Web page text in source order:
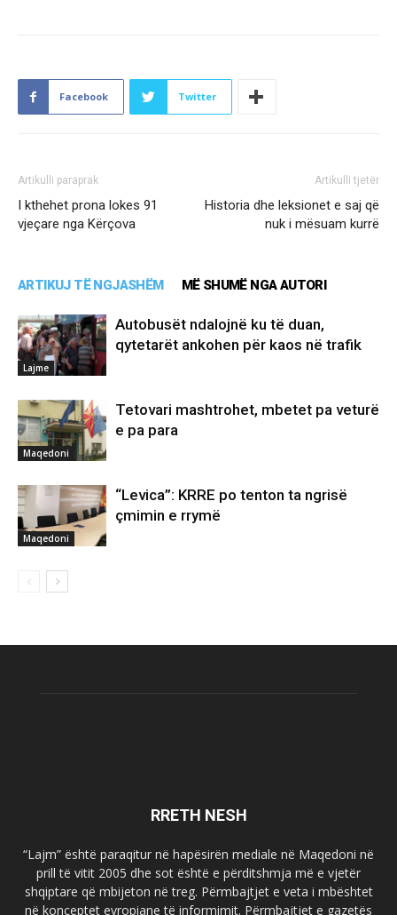
Facebook Twitter
Artikulli paraprak
I kthehet prona lokes 91
vjeçare nga Kërçova
Artikulli tjetër
Historia dhe leksionet e saj që
nuk i mësuam kurrë
ARTIKUJ TË NGJASHËM MË SHUMË NGA AUTORI
Lajme
Autobusët ndalojnë ku të duan,
qytetarët ankohen për kaos në trafik
Maqedoni
Tetovari mashtrohet, mbetet pa veturë
e pa para
Maqedoni
“Levica”: KRRE po tenton ta ngrisë
çmimin e rrymë
RRETH NESH
“Lajm” është paraqitur në hapësirën mediale në Maqedoni në
prill të vitit 2005 dhe sot është e përditshmja më e vjetër
shqiptare që mbijeton në treg. Përmbajtjet e veta i mbështet
në konceptet evropiane të informimit. Përmbajtjet e gazetës